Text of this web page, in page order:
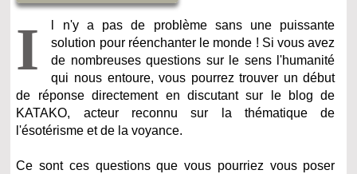
I
l n'y a pas de problème sans une puissante
solution pour réenchanter le monde ! Si vous avez
de nombreuses questions sur le sens l'humanité
qui nous entoure, vous pourrez trouver un début
de réponse directement en discutant sur le blog de
KATAKO, acteur reconnu sur la thématique de
l'ésotérisme et de la voyance.
Ce sont ces questions que vous pourriez vous poser